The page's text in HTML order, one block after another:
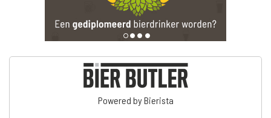
Powered by Bierista